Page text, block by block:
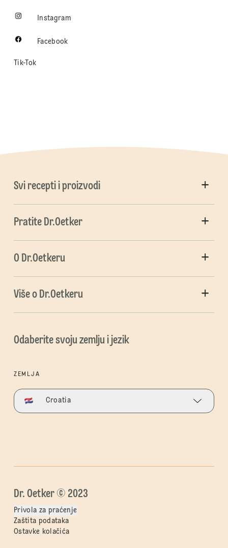
Instagram
Facebook
Tik-Tok
Svi recepti i proizvodi
Pratite Dr.Oetker
O Dr.Oetkeru
Više o Dr.Oetkeru
Odaberite svoju zemlju i jezik
ZEMLJA
Croatia
Dr. Oetker © 2023
Privola za praćenje
Zaštita podataka
Ostavke kolačića